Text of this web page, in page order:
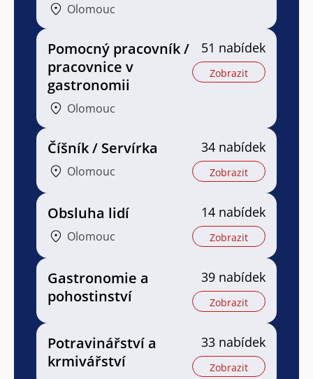
Olomouc
Pomocný pracovník /
pracovnice v
gastronomii
Olomouc
51 nabídek
Zobrazit
Číšník / Servírka
Olomouc
34 nabídek
Zobrazit
Obsluha lidí
Olomouc
14 nabídek
Zobrazit
Gastronomie a
pohostinství
39 nabídek
Zobrazit
Potravinářství a
krmivářství
33 nabídek
Zobrazit